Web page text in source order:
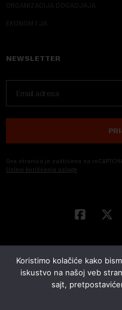
ORGANIZACIJA DOGADJAJA
EKONOM I JA
NEWSLETTER
Ova stranica je zaštićena sa
Uslovi korišćenja usluge
© 2026 NOVA EKONOMIJA | SVA
Koristimo kolačiće kako
iskustvo na našoj veb
sajt,